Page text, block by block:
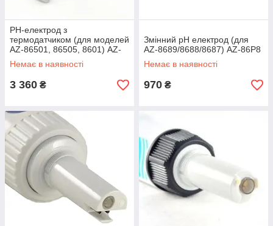
PH-електрод з
термодатчиком (для моделей
AZ-86501, 86505, 8601) AZ-
86P3AZ
Немає в наявності
3 360 ₴
Змінний pH електрод (для
AZ-8689/8688/8687) AZ-86P8
Немає в наявності
970 ₴